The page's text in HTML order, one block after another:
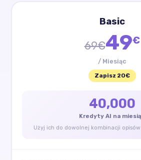
Basic
69€49€
/ Miesiąc
Zapisz 20€
40,000
Kredyty AI na
Użyj ich do dowolnej kombinacji